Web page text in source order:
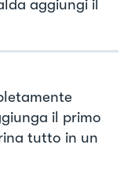
aggiungi il
il primo
tutto in un